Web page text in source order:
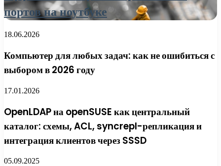
портов на ноутбуке
18.06.2026
Компьютер для любых задач: как не ошибиться с
выбором в 2026 году
17.01.2026
OpenLDAP на openSUSE как центральный
каталог: схемы, ACL, syncrepl-репликация и
интеграция клиентов через SSSD
05.09.2025